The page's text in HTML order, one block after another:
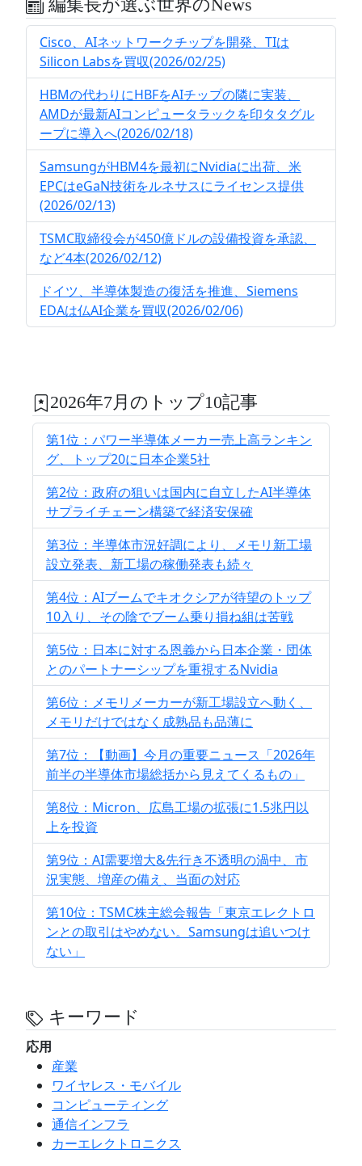
編集長が選ぶ世界のNews
Cisco、AIネットワークチップを開発、TIは
Silicon Labsを買収(2026/02/25)
HBMの代わりにHBFをAIチップの隣に実装、
AMDが最新AIコンピュータラックを印タタグル
ープに導入へ(2026/02/18)
SamsungがHBM4を最初にNvidiaに出荷、米
EPCはeGaN技術をルネサスにライセンス提供
(2026/02/13)
TSMC取締役会が450億ドルの設備投資を承認、
など4本(2026/02/12)
ドイツ、半導体製造の復活を推進、Siemens
EDAは仏AI企業を買収(2026/02/06)
2026年7月のトップ10記事
第1位：パワー半導体メーカー売上高ランキン
グ、トップ20に日本企業5社
第2位：政府の狙いは国内に自立したAI半導体
サプライチェーン構築で経済安保確
第3位：半導体市況好調により、メモリ新工場
設立発表、新工場の稼働発表も続々
第4位：AIブームでキオクシアが待望のトップ
10入り、その陰でブーム乗り損ね組は苦戦
第5位：日本に対する恩義から日本企業・団体
とのパートナーシップを重視するNvidia
第6位：メモリメーカーが新工場設立へ動く、
メモリだけではなく成熟品も品薄に
第7位：【動画】今月の重要ニュース「2026年
前半の半導体市場総括から見えてくるもの」
第8位：Micron、広島工場の拡張に1.5兆円以
上を投資
第9位：AI需要増大&先行き不透明の渦中、市
況実態、増産の備え、当面の対応
第10位：TSMC株主総会報告「東京エレクトロ
ンとの取引はやめない。Samsungは追いつけ
ない」
キーワード
応用
産業
ワイヤレス・モバイル
コンピューティング
通信インフラ
カーエレクトロニクス